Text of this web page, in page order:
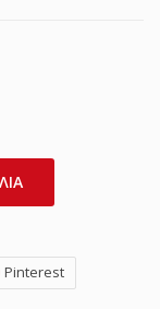
Pinterest